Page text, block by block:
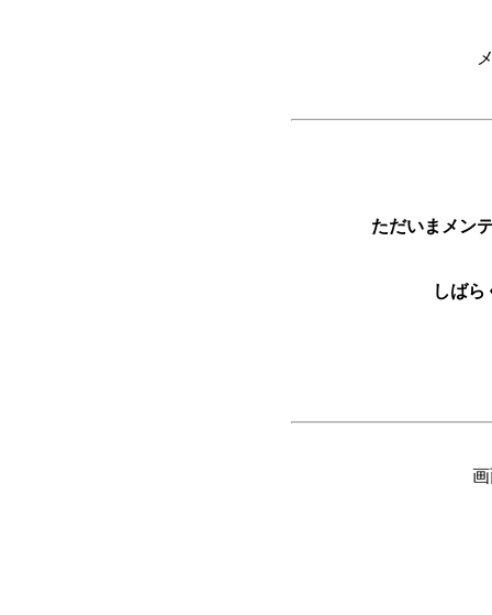
ただいまメン
しばら